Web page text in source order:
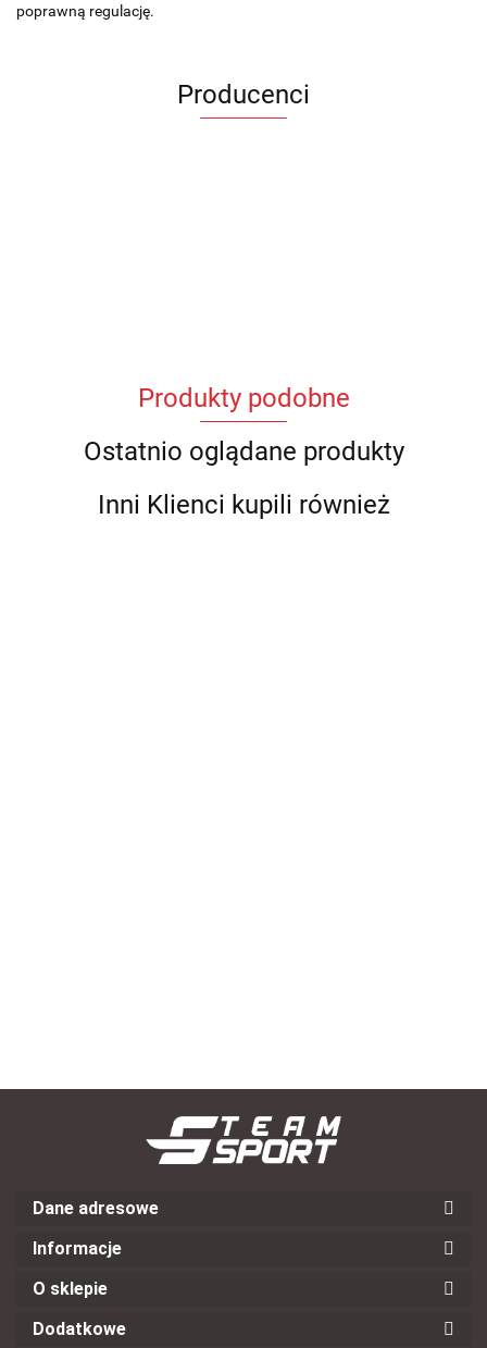
poprawną regulację.
Producenci
Produkty podobne
Ostatnio oglądane produkty
Inni Klienci kupili również
Dane adresowe
Informacje
O sklepie
Dodatkowe